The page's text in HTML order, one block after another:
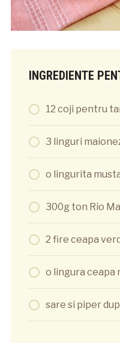
INGREDIENTE
12 coji pentru
3 linguri
o lingurita
300g ton Rio
2 fire ceapa
o lingura ceapa
sare si piper